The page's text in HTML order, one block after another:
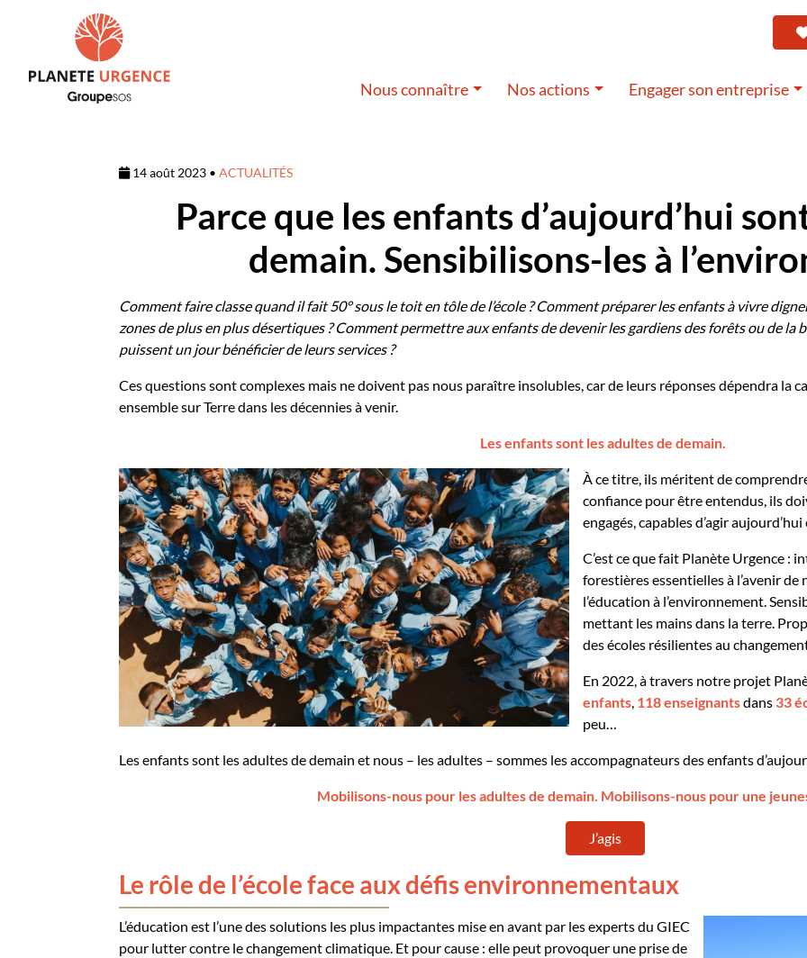
Nous connaître Nos actions Engager son entreprise
14 août 2023 • ACTUALITÉS
Parce que les enfants d’aujourd’hui
demain. Sensibilisons-les à
Comment faire classe quand il fait 50° sous le toit en tôle de l’école ? Comment préparer les enfants à vivre
zones de plus en plus désertiques ? Comment permettre aux enfants de devenir les gardiens des forêts ou de
puissent un jour bénéficier de leurs services ?
Ces questions sont complexes mais ne doivent pas nous paraître insolubles, car de leurs réponses dépendra la
ensemble sur Terre dans les décennies à venir.
Les enfants sont les adultes de demain.
À ce titre, ils méritent de
confiance pour être entendus, ils
engagés, capables d’agir aujourd’hui
C’est ce que fait Planète Urgence :
forestières essentielles à l’avenir
l’éducation à l’environnement.
mettant les mains dans la terre.
des écoles résilientes au
En 2022, à travers notre projet
enfants, 118 enseignantsdans 33
peu…
Les enfants sont les adultes de demain et nous – les adultes – sommes les accompagnateurs des enfants
Mobilisons-nous pour les adultes de demain. Mobilisons-nous pour une
J’agis
Le rôle de l’école face aux défis environnementaux
L’éducation est l’une des solutions les plus impactantes mise en avant par les experts du GIEC
pour lutter contre le changement climatique. Et pour cause : elle peut provoquer une prise de